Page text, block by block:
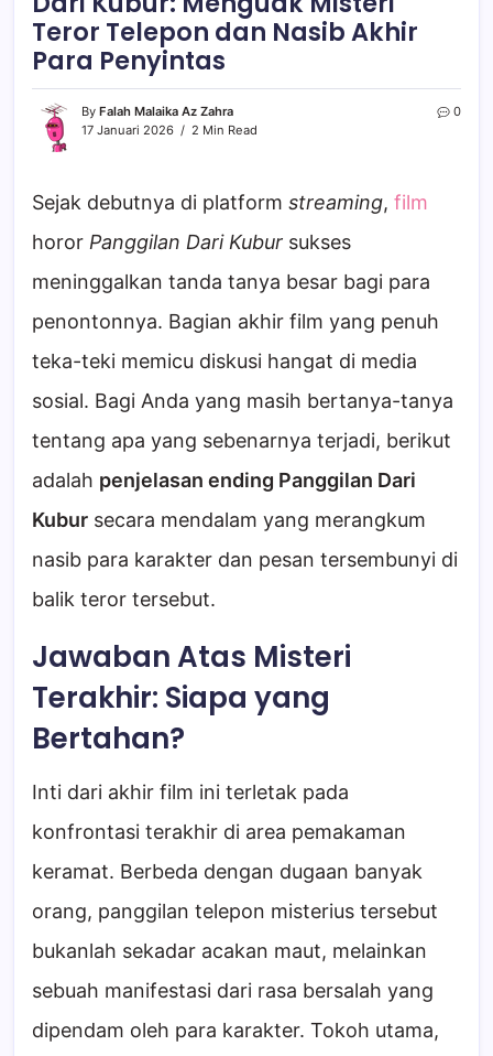
Teror Telepon dan Nasib Akhir
Para Penyintas
By Falah Malaika Az Zahra
17 Januari 2026
2 Min Read
0
Sejak debutnya di platform streaming, film
horor Panggilan Dari Kubur sukses
meninggalkan tanda tanya besar bagi para
penontonnya. Bagian akhir film yang penuh
teka-teki memicu diskusi hangat di media
sosial. Bagi Anda yang masih bertanya-tanya
tentang apa yang sebenarnya terjadi, berikut
adalah penjelasan ending Panggilan Dari
Kubur secara mendalam yang merangkum
nasib para karakter dan pesan tersembunyi di
balik teror tersebut.
Jawaban Atas Misteri
Terakhir: Siapa yang
Bertahan?
Inti dari akhir film ini terletak pada
konfrontasi terakhir di area pemakaman
keramat. Berbeda dengan dugaan banyak
orang, panggilan telepon misterius tersebut
bukanlah sekadar acakan maut, melainkan
sebuah manifestasi dari rasa bersalah yang
dipendam oleh para karakter. Tokoh utama,